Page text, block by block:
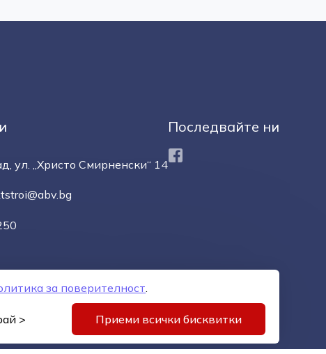
ул. „Христо Смирненски“ 14
Последвайте ни
Управление на бисквитките Карта на сайта
за поверителност.
> Приеми всички бисквитки